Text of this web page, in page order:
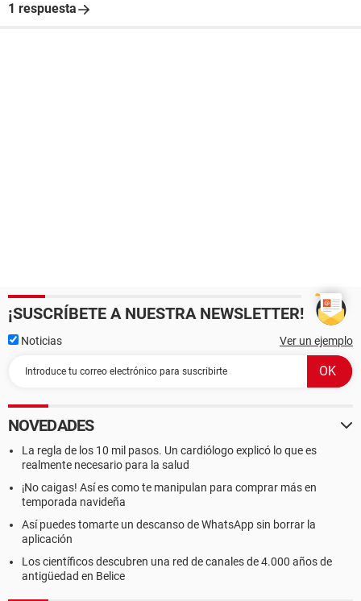
1 respuesta
¡SUSCRÍBETE A NUESTRA NEWSLETTER!
Noticias Ver un ejemplo
NOVEDADES
La regla de los 10 mil pasos. Un cardiólogo explicó lo que es
realmente necesario para la salud
¡No caigas! Así es como te manipulan para comprar más en
temporada navideña
Así puedes tomarte un descanso de WhatsApp sin borrar la
aplicación
Los científicos descubren una red de canales de 4.000 años de
antigüedad en Belice